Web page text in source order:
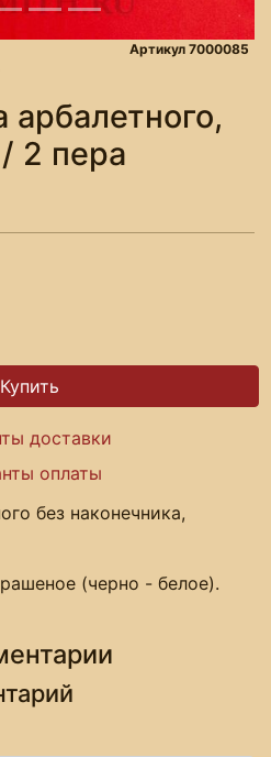
Артикул 7000085
арбалетного,
2 пера
доставки
оплаты
без наконечника,
(черно - белое).